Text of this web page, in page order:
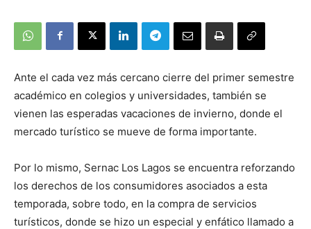
Ante el cada vez más cercano cierre del primer semestre
académico en colegios y universidades, también se
vienen las esperadas vacaciones de invierno, donde el
mercado turístico se mueve de forma importante.
Por lo mismo, Sernac Los Lagos se encuentra reforzando
los derechos de los consumidores asociados a esta
temporada, sobre todo, en la compra de servicios
turísticos, donde se hizo un especial y enfático llamado a